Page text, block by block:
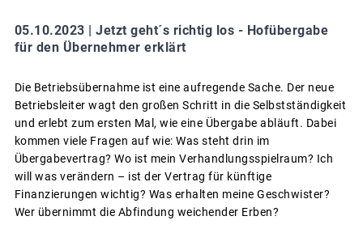
05.10.2023 | Jetzt geht´s richtig los - Hofübergabe
für den Übernehmer erklärt
Die Betriebsübernahme ist eine aufregende Sache. Der neue
Betriebsleiter wagt den großen Schritt in die Selbstständigkeit
und erlebt zum ersten Mal, wie eine Übergabe abläuft. Dabei
kommen viele Fragen auf wie: Was steht drin im
Übergabevertrag? Wo ist mein Verhandlungsspielraum? Ich
will was verändern – ist der Vertrag für künftige
Finanzierungen wichtig? Was erhalten meine Geschwister?
Wer übernimmt die Abfindung weichender Erben?